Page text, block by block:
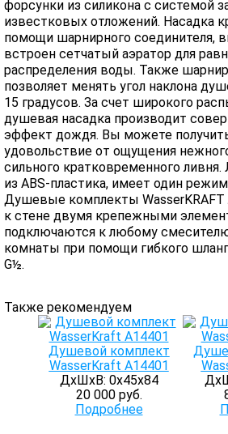
форсунки из силикона с системой
известковых отложений. Насадка
помощи шарнирного соединителя,
встроен сетчатый аэратор для
распределения воды. Также
позволяет менять угол наклона
15 градусов. За счет широкого
душевая насадка производит
эффект дождя. Вы можете
удовольствие от ощущения
сильного кратковременного
из ABS-пластика, имеет один
Душевые комплекты WasserKRAFT
к стене двумя крепежными
подключаются к любому
комнаты при помощи гибкого
G½.
Также рекомендуем
Душевой комплект
WasserKraft А14401
ДхШхВ: 0х45х84
20 000 руб.
Подробнее